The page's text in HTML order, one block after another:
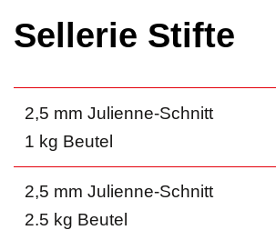
Sellerie Stifte
2,5 mm Julienne-Schnitt
1 kg Beutel
2,5 mm Julienne-Schnitt
2.5 kg Beutel